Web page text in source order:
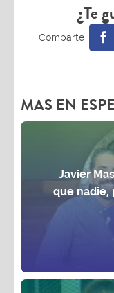
¿Te
MAS EN
Javier
que nadie,